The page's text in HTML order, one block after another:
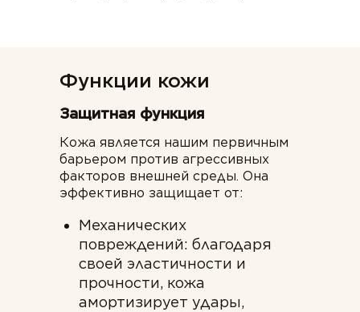
Функции кожи
Защитная функция
Кожа является нашим первичным
барьером против агрессивных
факторов внешней среды. Она
эффективно защищает от:
Механических
повреждений: благодаря
своей эластичности и
прочности, кожа
амортизирует удары,